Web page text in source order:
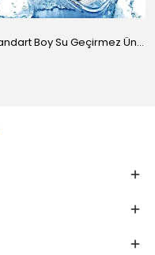
Standart Boy Su Geçirmez Üniversal Kılıf